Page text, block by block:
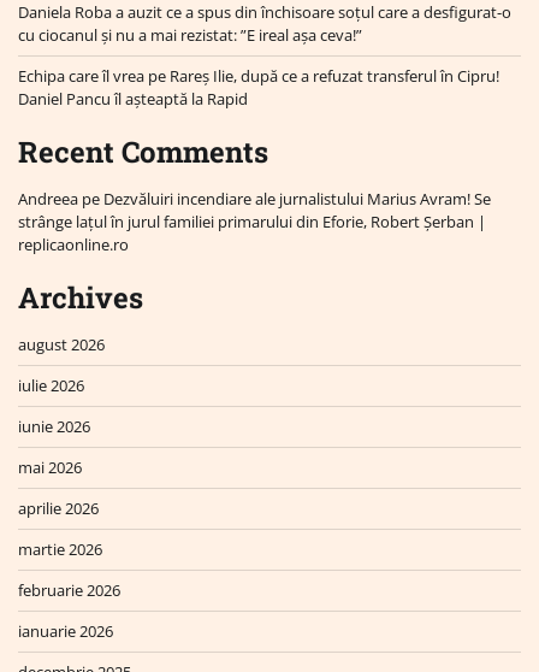
Daniela Roba a auzit ce a spus din închisoare soțul care a desfigurat-o
cu ciocanul și nu a mai rezistat: ”E ireal așa ceva!”
Echipa care îl vrea pe Rareș Ilie, după ce a refuzat transferul în Cipru!
Daniel Pancu îl așteaptă la Rapid
Recent Comments
Andreea pe Dezvăluiri incendiare ale jurnalistului Marius Avram! Se
strânge lațul în jurul familiei primarului din Eforie, Robert Șerban |
replicaonline.ro
Archives
august 2026
iulie 2026
iunie 2026
mai 2026
aprilie 2026
martie 2026
februarie 2026
ianuarie 2026